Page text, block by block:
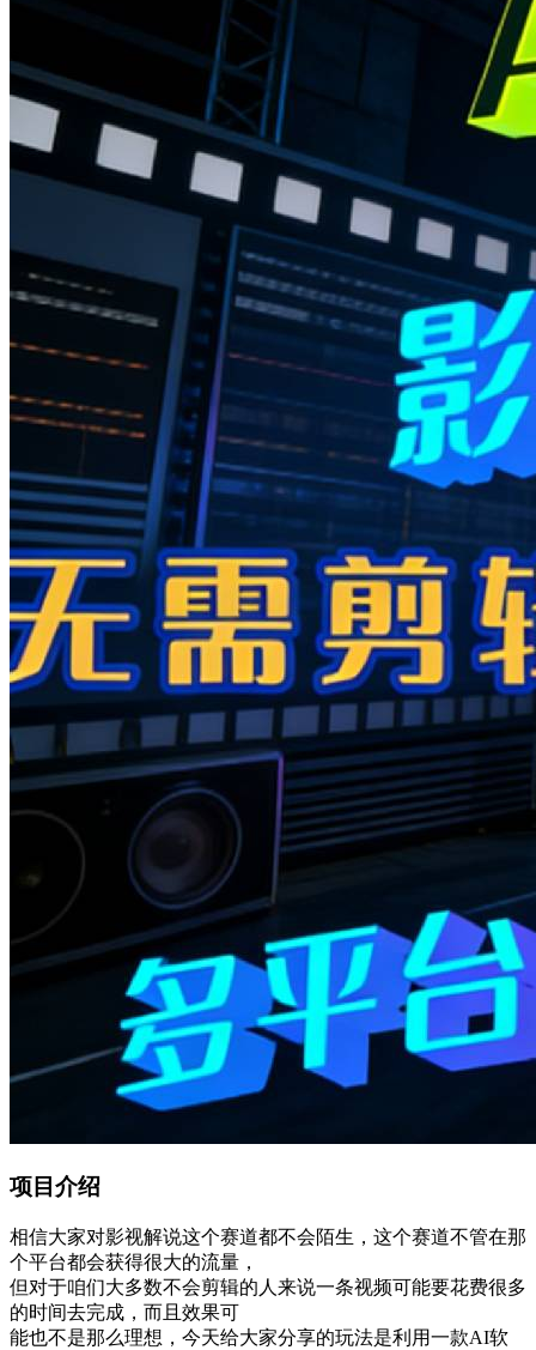
项目介绍
相信大家对影视解说这个赛道都不会陌生，这个赛道不管在那
个平台都会获得很大的流量，
但对于咱们大多数不会剪辑的人来说一条视频可能要花费很多
的时间去完成，而且效果可
能也不是那么理想，今天给大家分享的玩法是利用一款AI软